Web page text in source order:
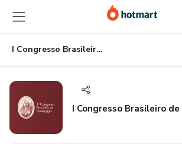
para
o
conteúdo
principal
para
o
pagamento
para
o
rodapé
I Congresso Brasileiro de Animagogia
I Congresso Brasileiro